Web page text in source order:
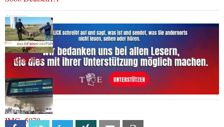
image001-4
IMG_5978
Anzeige